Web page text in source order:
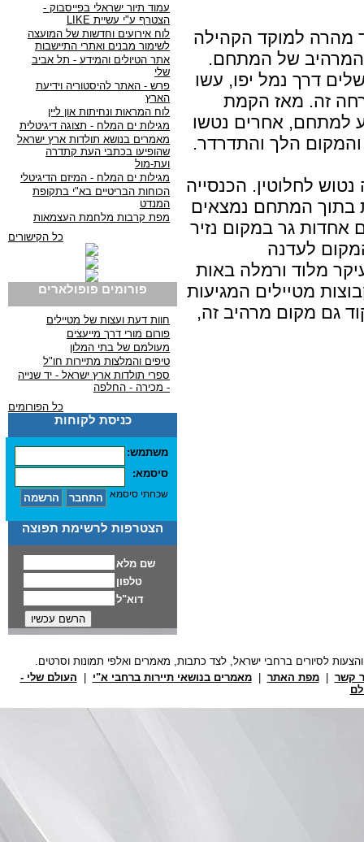
מהרה למוקד הקהילה
המרהיב של המתחם.
דרך נמל יפו, עשו
זה. מאז הקמת
למתחם, אחרים נטשו
הלך והתדרדר.
לחלוטין. הכנסייה
בתוך המתחם נמצאים
אחדות גר במקום נזיר
לעדנה
מלוד ורמלה באות
מטיילים המגיעות
גם מקום מרהיב זה,
עמוד תיור ישראלי בפייסבוק -
הצטרף ע"י עשיית LIKE
לוח אירועים וחדשות של המועצה
לשימור מבנים ואתרי התיישבות
אתר הטיולים והמידע - תל אביב
שלי
פרש - האתר להיסטוריה וידיעת
הארץ
לוח המראות ונחיתות און ליין
מגילות ים המלח - תצוגה דיגיטלית
מאמרים בנושא תולדות ארץ ישראל
שהופיעו בכתבי העת קתדרה
ועת-מול
מגילות ים המלח - המיזם הדיגיטלי
הכוחות הבריטיים בא"י בתקופת
המנדט
מפת קרבות מלחמת העצמאות
כל הקישורים
פורומים פופולארים
חוות דעת ועצות של מטיילים
פורום מורי דרך מייעצים
מעולמם של בתי המלון
טיפים והמלצות מתיירות חו"ל
ספרי תולדות ארץ ישראל - יד שנייה
- מכירה - החלפה
כל הפורומים
כניסת לקוחות
משתמש:
סיסמא:
שכחתי סיסמא
הצטרפות לרשימת תפוצה
קשר |מפת האתר |מאמרים בנושאי תיירות ברחבי א"י
העולם שלי -